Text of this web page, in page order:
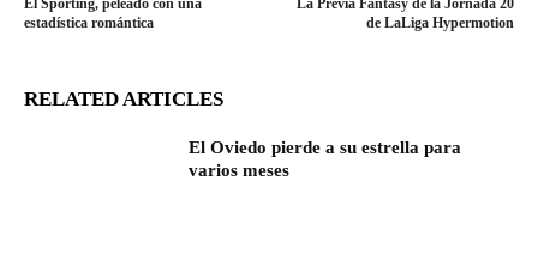
El Sporting, peleado con una
estadística romántica
La Previa Fantasy de la Jornada 20
de LaLiga Hypermotion
RELATED ARTICLES
El Oviedo pierde a su estrella para
varios meses